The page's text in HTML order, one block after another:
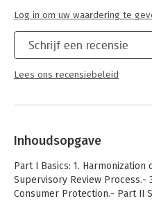
Schrijf een recensie
Lees ons recensiebeleid
Log in om uw waardering te
Inhoudsopgave
Part I Basics: 1.
Supervisory Review Process.-
Consumer Protection.- Part II